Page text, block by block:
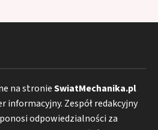
na stronieSwiatMechanika.pl
informacyjny. Zespół redakcyjny
odpowiedzialności za